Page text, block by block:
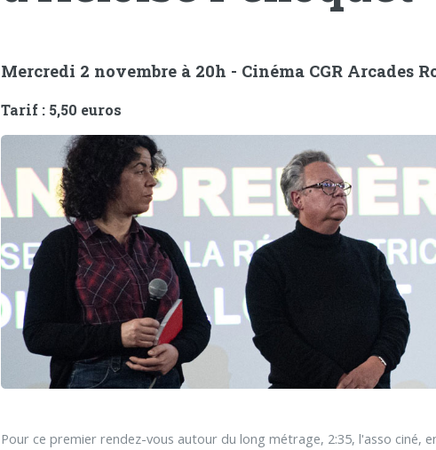
Mercredi 2 novembre à 20h - Cinéma CGR Arcades
Tarif : 5,50 euros
Pour ce premier rendez-vous autour du long métrage, 2:35, l'asso ciné,